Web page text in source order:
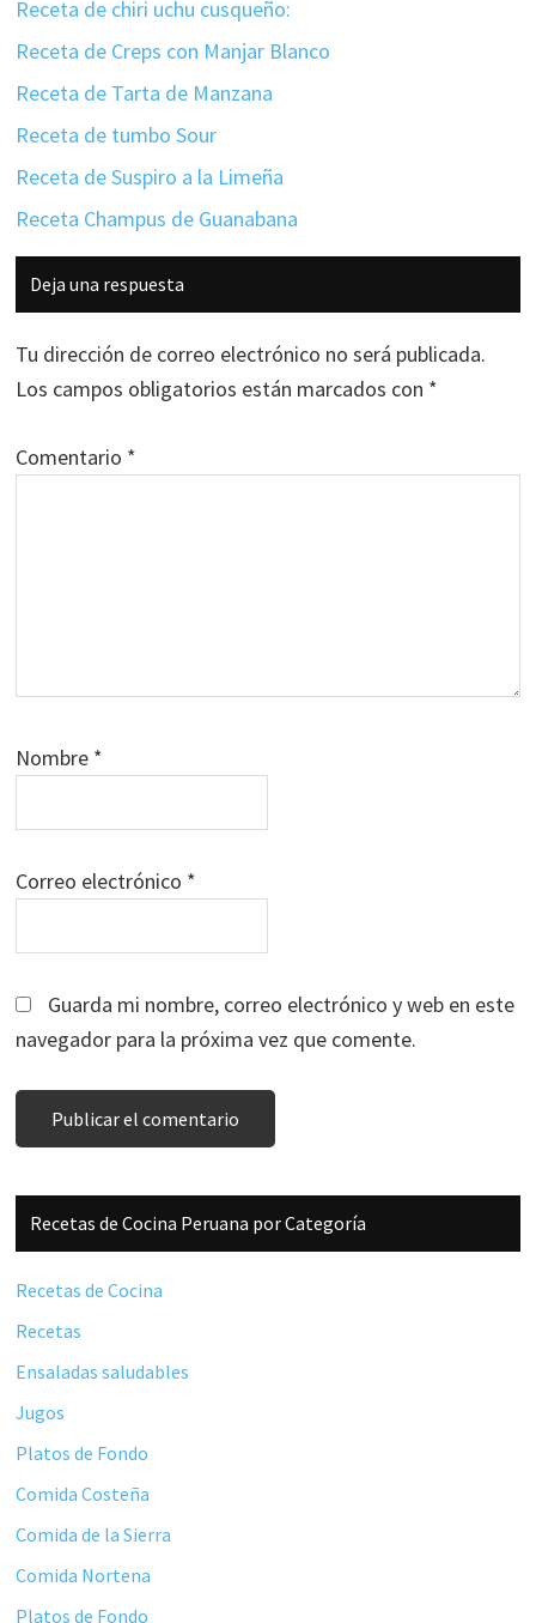
Receta de chiri uchu cusqueño:
Receta de Creps con Manjar Blanco
Receta de Tarta de Manzana
Receta de tumbo Sour
Receta de Suspiro a la Limeña
Receta Champus de Guanabana
Interacciones
con
los
lectores
Deja una respuesta
Tu dirección de correo electrónico no será publicada.
Los campos obligatorios están marcados con *
Comentario *
Nombre *
Correo electrónico *
Guarda mi nombre, correo electrónico y web en este
navegador para la próxima vez que comente.
Barra
lateral
principal
Recetas de Cocina Peruana por Categoría
Recetas de Cocina
Recetas
Ensaladas saludables
Jugos
Platos de Fondo
Comida Costeña
Comida de la Sierra
Comida Nortena
Platos de Fondo